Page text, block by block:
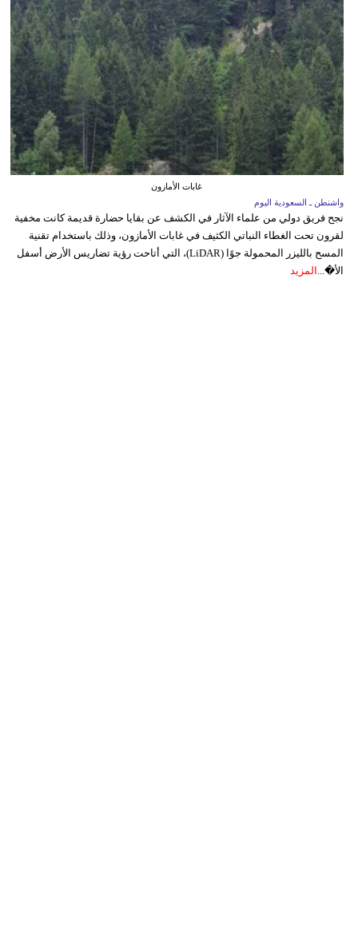
غابات الأمازون
واشنطن ـ السعودية اليوم
نجح فريق دولي من علماء الآثار في الكشف عن بقايا حضارة قديمة كانت مخفية
لقرون تحت الغطاء النباتي الكثيف في غابات الأمازون، وذلك باستخدام تقنية
المسح بالليزر المحمولة جوًا (LiDAR)، التي أتاحت رؤية تضاريس الأرض أسفل
الأ�... المزيد